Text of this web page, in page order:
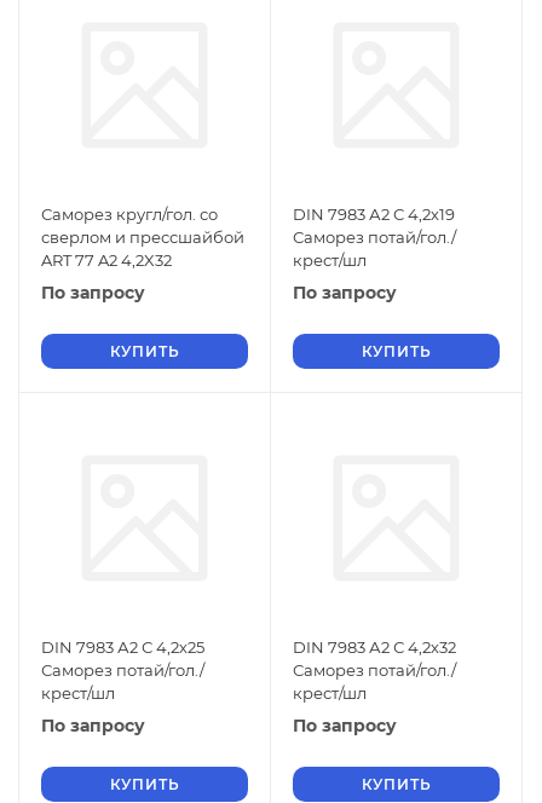
Саморез кругл/гол. со
сверлом и прессшайбой
ART 77 A2 4,2X32
По запросу
КУПИТЬ
DIN 7983 А2 С 4,2х19
Саморез потай/гол./
крест/шл
По запросу
КУПИТЬ
DIN 7983 А2 С 4,2х25
Саморез потай/гол./
крест/шл
По запросу
КУПИТЬ
DIN 7983 А2 С 4,2х32
Саморез потай/гол./
крест/шл
По запросу
КУПИТЬ